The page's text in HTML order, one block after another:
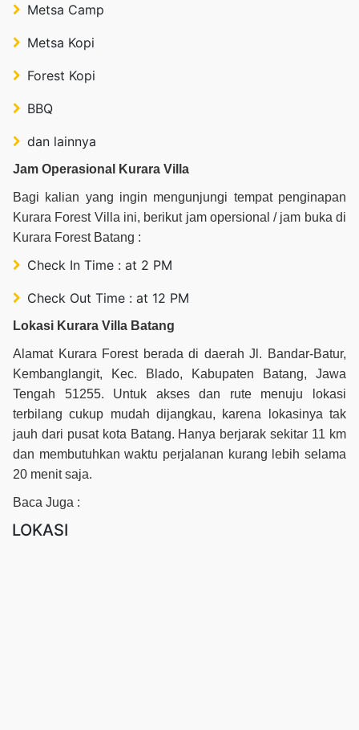
Metsa Camp
Metsa Kopi
Forest Kopi
BBQ
dan lainnya
Jam Operasional Kurara Villa
Bagi kalian yang ingin mengunjungi tempat penginapan
Kurara Forest Villa ini, berikut jam opersional / jam buka di
Kurara Forest Batang :
Check In Time : at 2 PM
Check Out Time : at 12 PM
Lokasi Kurara Villa Batang
Alamat Kurara Forest berada di daerah Jl. Bandar-Batur,
Kembanglangit, Kec. Blado, Kabupaten Batang, Jawa
Tengah 51255. Untuk akses dan rute menuju lokasi
terbilang cukup mudah dijangkau, karena lokasinya tak
jauh dari pusat kota Batang. Hanya berjarak sekitar 11 km
dan membutuhkan waktu perjalanan kurang lebih selama
20 menit saja.
Baca Juga :
LOKASI